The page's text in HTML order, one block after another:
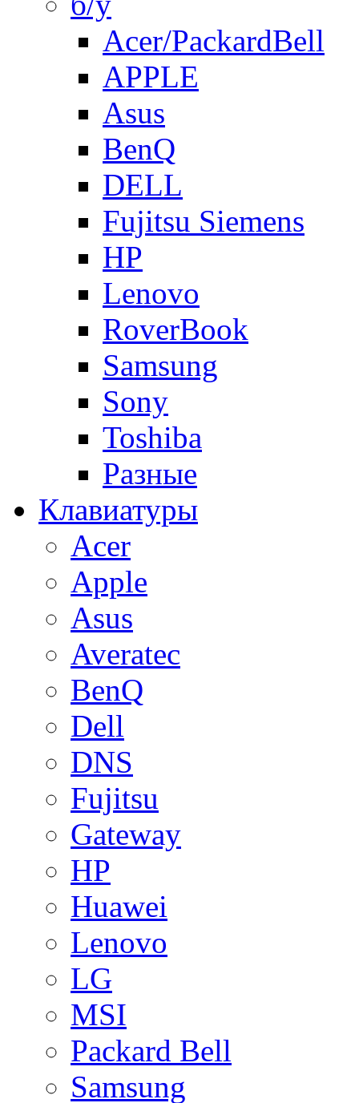
Acer/PackardBell
APPLE
Asus
BenQ
DELL
Fujitsu Siemens
HP
Lenovo
RoverBook
Samsung
Sony
Toshiba
Разные
Клавиатуры
Acer
Apple
Asus
Averatec
BenQ
Dell
DNS
Fujitsu
Gateway
HP
Huawei
Lenovo
LG
MSI
Packard Bell
Samsung